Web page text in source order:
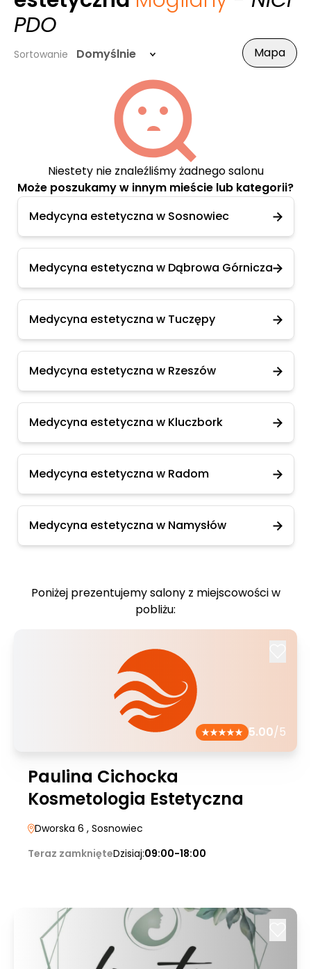
PDO
Sortowanie Domyślnie Mapa
Niestety nie znaleźliśmy żadnego salonu
Może poszukamy w innym mieście lub kategorii?
Medycyna estetyczna w Sosnowiec
Medycyna estetyczna w Dąbrowa Górnicza
Medycyna estetyczna w Tuczępy
Medycyna estetyczna w Rzeszów
Medycyna estetyczna w Kluczbork
Medycyna estetyczna w Radom
Medycyna estetyczna w Namysłów
Poniżej prezentujemy salony z miejscowości w
pobliżu:
5.00/5
Paulina Cichocka
Kosmetologia Estetyczna
Dworska 6 , Sosnowiec
Teraz zamknięteDzisiaj:09:00-18:00